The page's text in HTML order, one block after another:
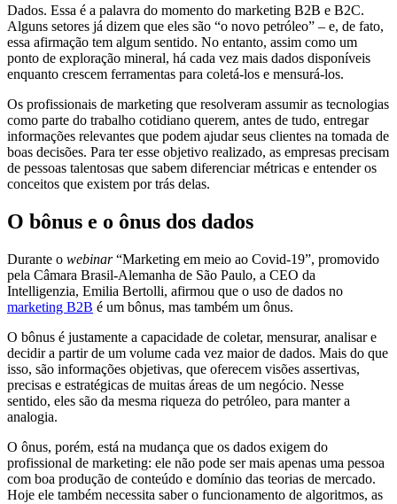
Dados. Essa é a palavra do momento do marketing B2B e B2C.
Alguns setores já dizem que eles são “o novo petróleo” – e, de fato,
essa afirmação tem algum sentido. No entanto, assim como um
ponto de exploração mineral, há cada vez mais dados disponíveis
enquanto crescem ferramentas para coletá-los e mensurá-los.
Os profissionais de marketing que resolveram assumir as tecnologias
como parte do trabalho cotidiano querem, antes de tudo, entregar
informações relevantes que podem ajudar seus clientes na tomada de
boas decisões. Para ter esse objetivo realizado, as empresas precisam
de pessoas talentosas que sabem diferenciar métricas e entender os
conceitos que existem por trás delas.
O bônus e o ônus dos dados
Durante o webinar“Marketing em meio ao Covid-19”, promovido
pela Câmara Brasil-Alemanha de São Paulo, a CEO da
Intelligenzia, Emilia Bertolli, afirmou que o uso de dados no
marketing B2B é um bônus, mas também um ônus.
O bônus é justamente a capacidade de coletar, mensurar, analisar e
decidir a partir de um volume cada vez maior de dados. Mais do que
isso, são informações objetivas, que oferecem visões assertivas,
precisas e estratégicas de muitas áreas de um negócio. Nesse
sentido, eles são da mesma riqueza do petróleo, para manter a
analogia.
O ônus, porém, está na mudança que os dados exigem do
profissional de marketing: ele não pode ser mais apenas uma pessoa
com boa produção de conteúdo e domínio das teorias de mercado.
Hoje ele também necessita saber o funcionamento de algoritmos, as